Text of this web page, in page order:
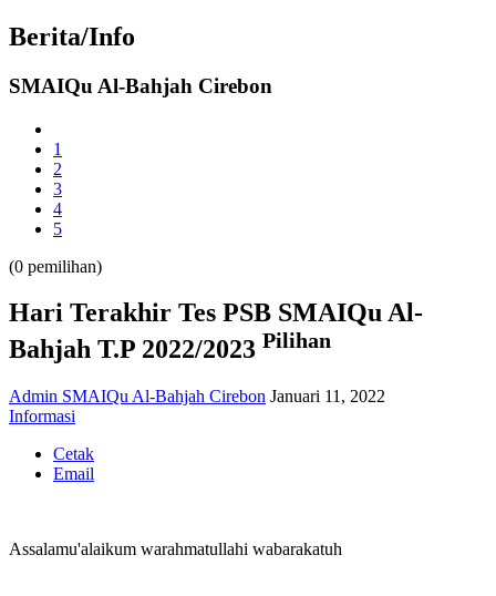
Berita/Info
SMAIQu Al-Bahjah Cirebon
1
2
3
4
5
(0 pemilihan)
Hari Terakhir Tes PSB SMAIQu Al-
Bahjah T.P 2022/2023 Pilihan
Admin SMAIQu Al-Bahjah Cirebon Januari 11, 2022
Informasi
Cetak
Email
Assalamu'alaikum warahmatullahi wabarakatuh